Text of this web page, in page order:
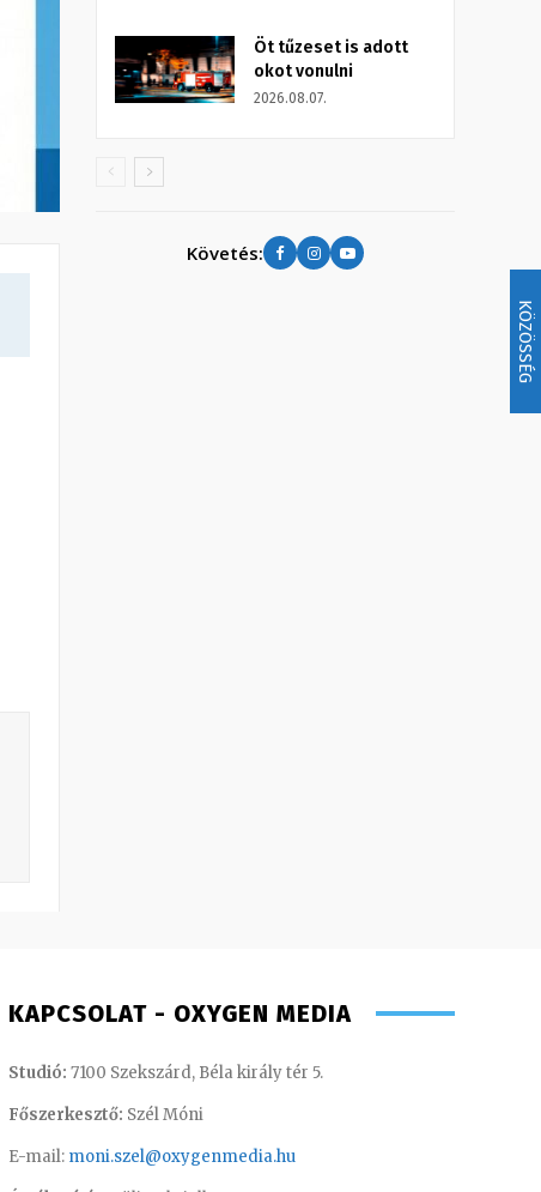
KÖZÖSSÉG
Öt tűzeset is adott
okot vonulni
2026.08.07.
Követés:
KAPCSOLAT - OXYGEN MEDIA
Studió: 7100 Szekszárd, Béla király tér 5.
Főszerkesztő: Szél Móni
E-mail: moni.szel@oxygenmedia.hu